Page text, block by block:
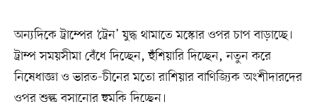
অন্যদিকে ট্রাম্পের ‘ট্রেন’ যুদ্ধ থামাতে মস্কোর ওপর চাপ বাড়াচ্ছে।
ট্রাম্প সময়সীমা বেঁধে দিচ্ছেন, হুঁশিয়ারি দিচ্ছেন, নতুন করে
নিষেধাজ্ঞা ও ভারত-চীনের মতো রাশিয়ার বাণিজ্যিক অংশীদারদের
ওপর শুল্ক বসানোর হুমকি দিচ্ছেন।